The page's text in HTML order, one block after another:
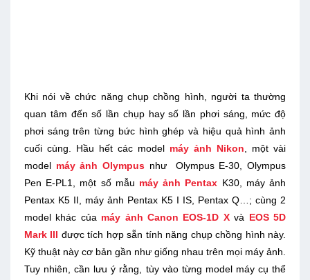
Khi nói về chức năng chụp chồng hình, người ta thường
quan tâm đến số lần chụp hay số lần phơi sáng, mức độ
phơi sáng trên từng bức hình ghép và hiệu quả hình ảnh
cuối cùng. Hầu hết các model máy ảnh Nikon , một vài
model máy ảnh Olympusnhư Olympus E-30, Olympus
Pen E-PL1, một số mẫu máy ảnh Pentax K30, máy ảnh
Pentax K5 II, máy ảnh Pentax K5 I IS, Pentax Q…; cùng 2
model khác của máy ảnh Canon EOS-1D Xvà EOS 5D
Mark III được tích hợp sẵn tính năng chụp chồng hình này.
Kỹ thuật này cơ bản gần như giống nhau trên mọi máy ảnh.
Tuy nhiên, cần lưu ý rằng, tùy vào từng model máy cụ thể